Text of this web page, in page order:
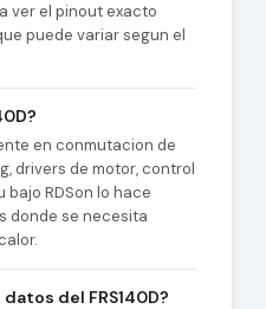
ver el pinout exacto
puede variar segun el
en conmutacion de
drivers de motor, control
bajo RDSon lo hace
donde se necesita
del FRS140D?